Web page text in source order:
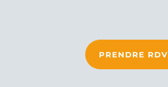
PRENDRE RDV